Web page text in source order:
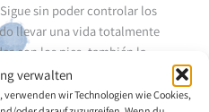
verwalten
wir Technologien wie Cookies,
sin poder controlar los
llevar una vida totalmente
con los pies, también la
florecillas, casas y
pedagogo que se ocupara de